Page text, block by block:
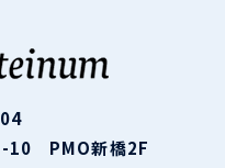
10 PMO新橋2F